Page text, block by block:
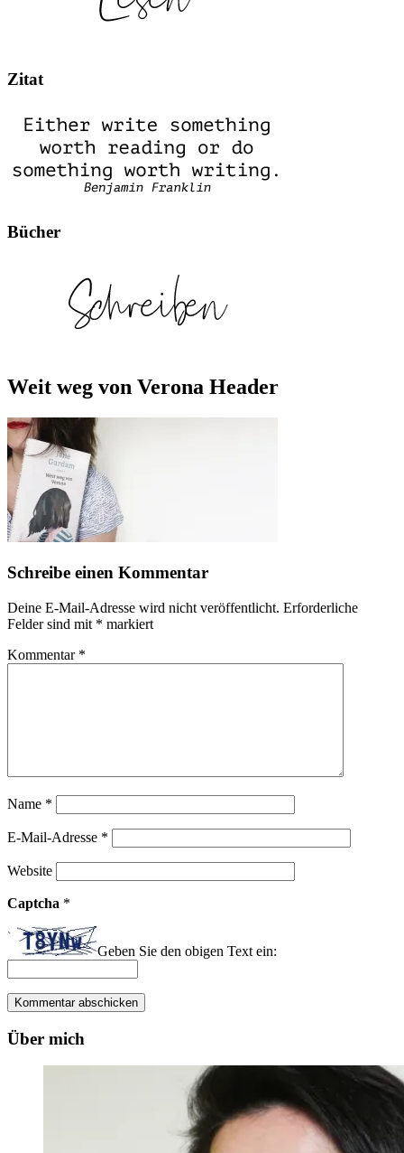
Zitat
Bücher
Weit weg von Verona Header
Schreibe einen Kommentar
Deine E-Mail-Adresse wird nicht veröffentlicht. Erforderliche
Felder sind mit * markiert
Kommentar *
Name *
E-Mail-Adresse *
Website
Captcha *
Geben Sie den obigen Text ein:
Über mich